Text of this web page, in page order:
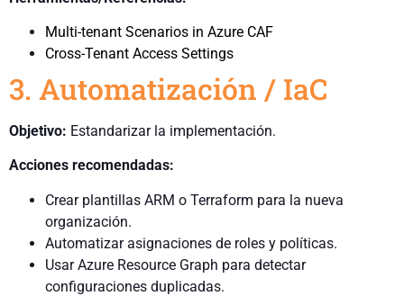
Multi-tenant Scenarios in Azure CAF
Cross-Tenant Access Settings
3. Automatización / IaC
Objetivo: Estandarizar la implementación.
Acciones recomendadas:
Crear plantillas ARM o Terraform para la nueva
organización.
Automatizar asignaciones de roles y políticas.
Usar Azure Resource Graph para detectar
configuraciones duplicadas.